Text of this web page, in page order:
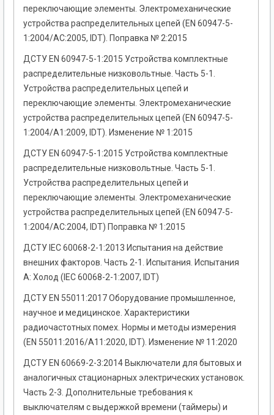
переключающие элементы. Электромеханические
устройства распределительных цепей (EN 60947-5-
1:2004/AC:2005, IDT). Поправка № 2:2015
ДСТУ EN 60947-5-1:2015 Устройства комплектные
распределительные низковольтные. Часть 5-1.
Устройства распределительных цепей и
переключающие элементы. Электромеханические
устройства распределительных цепей (EN 60947-5-
1:2004/A1:2009, IDT). Изменение № 1:2015
ДСТУ EN 60947-5-1:2015 Устройства комплектные
распределительные низковольтные. Часть 5-1.
Устройства распределительных цепей и
переключающие элементы. Электромеханические
устройства распределительных цепей (EN 60947-5-
1:2004/AC:2004, IDT) Поправка № 1:2015
ДСТУ IEC 60068-2-1:2013 Испытания на действие
внешних факторов. Часть 2-1. Испытания. Испытания
А: Холод (IEC 60068-2-1:2007, IDT)
ДСТУ EN 55011:2017 Оборудование промышленное,
научное и медицинское. Характеристики
радиочастотных помех. Нормы и методы измерения
(EN 55011:2016/А11:2020, IDT). Изменение № 11:2020
ДСТУ EN 60669-2-3:2014 Выключатели для бытовых и
аналогичных стационарных электрических установок.
Часть 2-3. Дополнительные требования к
выключателям с выдержкой времени (таймеры) и